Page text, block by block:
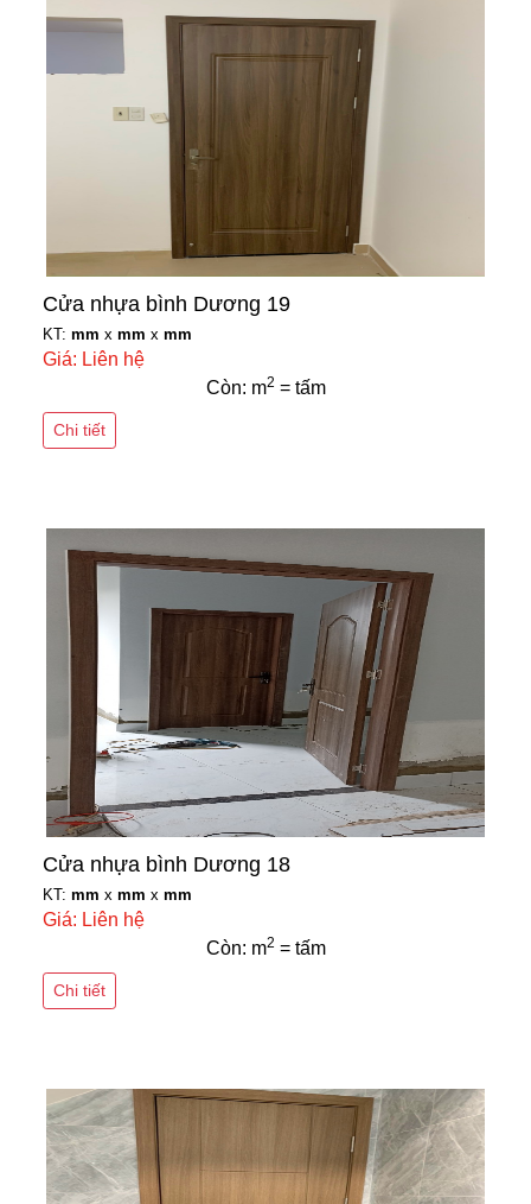
Cửa nhựa bình Dương 19
KT: mm x mm x mm
Giá: Liên hệ
Còn: m2 = tấm
Chi tiết
Cửa nhựa bình Dương 18
KT: mm x mm x mm
Giá: Liên hệ
Còn: m2 = tấm
Chi tiết